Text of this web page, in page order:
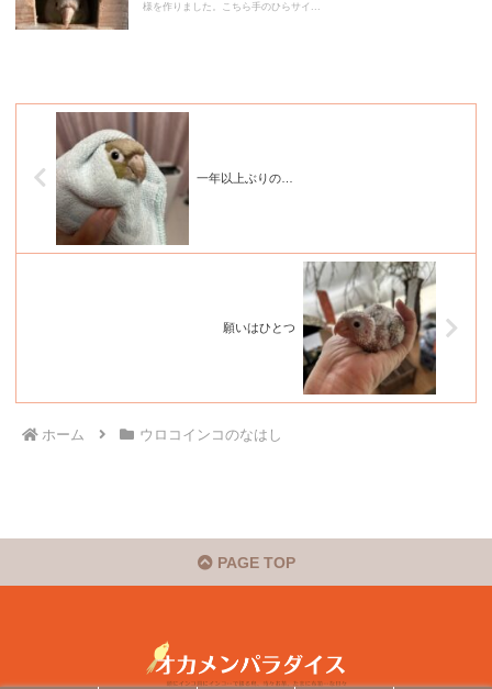
様を作りました。こちら手のひらサイ...
一年以上ぶりの…
願いはひとつ
ホーム ウロコインコのなはし
PAGE TOP